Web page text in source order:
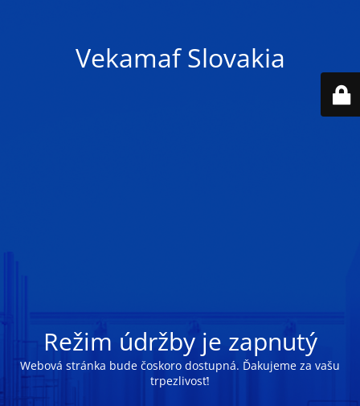
Vekamaf Slovakia
Režim údržby je zapnutý
Webová stránka bude čoskoro dostupná. Ďakujeme za vašu
trpezlivosť!